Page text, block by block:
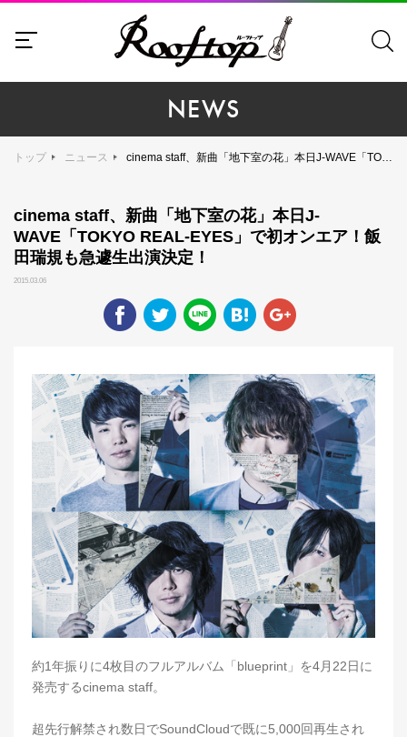
NEWS
トップ ニュース cinema staff、新曲「地下室の花」本日J-WAVE「TOKYO REAL-EYES」で初オンエア！飯田瑞規も急遽生出演決定！
cinema staff、新曲「地下室の花」本日J-
WAVE「TOKYO REAL-EYES」で初オンエア！飯
田瑞規も急遽生出演決定！
2015.03.06
約1年振りに4枚目のフルアルバム「blueprint」を4月22日に
発売するcinema staff。
超先行解禁され数日でSoundCloudで既に5,000回再生され